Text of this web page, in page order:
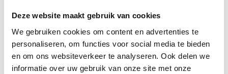
Deze website maakt gebruik van cookies
We gebruiken cookies om content en advertenties te
personaliseren, om functies voor social media te bieden
en om ons websiteverkeer te analyseren. Ook delen we
informatie over uw gebruik van onze site met onze
stilgestaan bij onze vrijheid. Zo zijn er diverse
Vrijheidsmaaltijden in de stad en provincie waar
mensen kunnen aanschuiven om samen te eten
en te praten over Vrijheid. Daarnaast is er op 5 mei
een Vrijheidscollege live in TivoliVredenburg.